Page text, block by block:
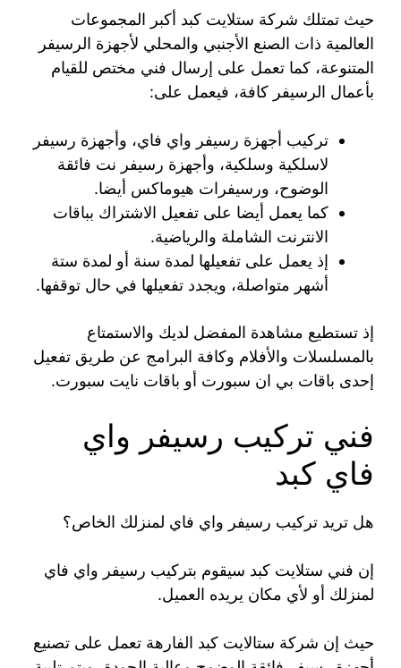
حيث تمتلك شركة ستلايت كبد أكبر المجموعات
العالمية ذات الصنع الأجنبي والمحلي لأجهزة الرسيفر
المتنوعة، كما تعمل على إرسال فني مختص للقيام
بأعمال الرسيفر كافة، فيعمل على:
تركيب أجهزة رسيفر واي فاي، وأجهزة رسيفر
لاسلكية وسلكية، وأجهزة رسيفر نت فائقة
الوضوح، ورسيفرات هيوماكس أيضا.
كما يعمل أيضا على تفعيل الاشتراك بباقات
الانترنت الشاملة والرياضية.
إذ يعمل على تفعيلها لمدة سنة أو لمدة ستة
أشهر متواصلة، ويجدد تفعيلها في حال توقفها.
إذ تستطيع مشاهدة المفضل لديك والاستمتاع
بالمسلسلات والأفلام وكافة البرامج عن طريق تفعيل
إحدى باقات بي ان سبورت أو باقات نايت سبورت.
فني تركيب رسيفر واي
فاي كبد
هل تريد تركيب رسيفر واي فاي لمنزلك الخاص؟
إن فني ستلايت كبد سيقوم بتركيب رسيفر واي فاي
لمنزلك أو لأي مكان يريده العميل.
حيث إن شركة ستالايت كبد الفارهة تعمل على تصنيع